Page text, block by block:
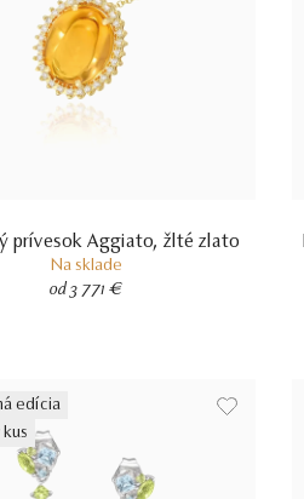
prívesok Aggiato, žlté zlato
Na sklade
od 3 771 €
edícia
kus